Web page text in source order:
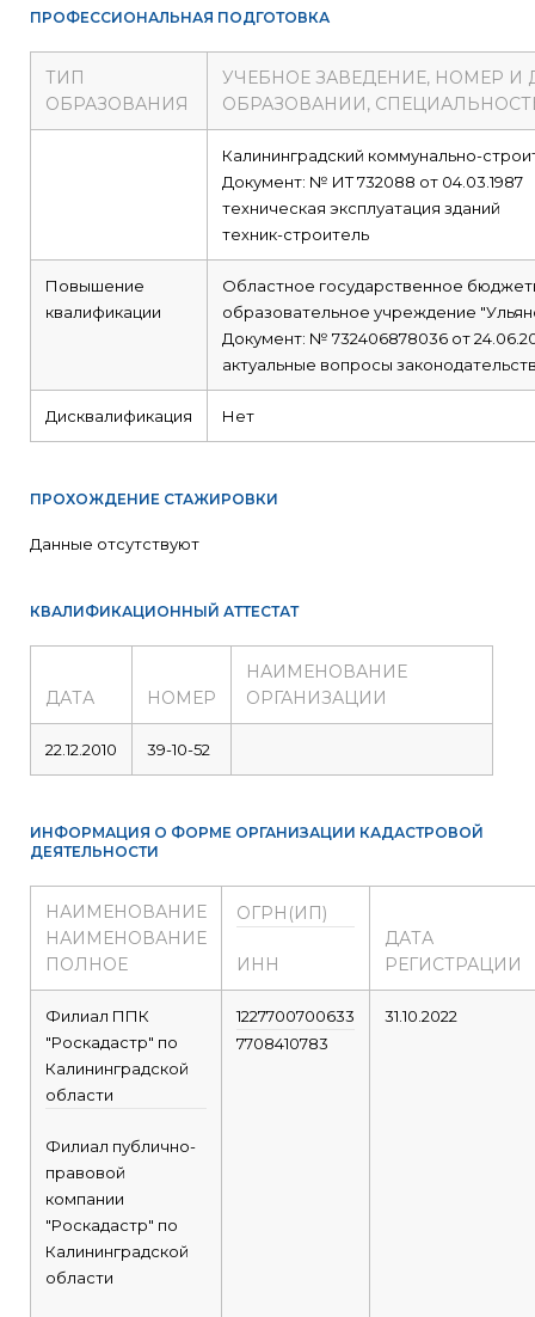
ПРОФЕССИОНАЛЬНАЯ ПОДГОТОВКА
ТИП
ОБРАЗОВАНИЯ
УЧЕБНОЕ ЗАВЕДЕНИЕ, НОМЕР И
ОБРАЗОВАНИИ,
Калининградский коммунально-
Документ: № ИТ 732088 от 04.03.1987
техническая эксплуатация зданий
техник-строитель
Повышение
квалификации
Областное государственное
образовательное учреждение
Документ: № 732406878036 от
актуальные вопросы
Дисквалификация Нет
ПРОХОЖДЕНИЕ СТАЖИРОВКИ
Данные отсутствуют
КВАЛИФИКАЦИОННЫЙ АТТЕСТАТ
ДАТА НОМЕР
НАИМЕНОВАНИЕ
ОРГАНИЗАЦИИ
22.12.2010 39-10-52
ИНФОРМАЦИЯ О ФОРМЕ ОРГАНИЗАЦИИ КАДАСТРОВОЙ
ДЕЯТЕЛЬНОСТИ
НАИМЕНОВАНИЕ
НАИМЕНОВАНИЕ
ПОЛНОЕ
ОГРН(ИП)
ИНН
ДАТА
РЕГИСТРАЦИИ
Филиал ППК
"Роскадастр" по
Калининградской
области
Филиал публично-
правовой
компании
"Роскадастр" по
Калининградской
области
1227700700633
7708410783
31.10.2022